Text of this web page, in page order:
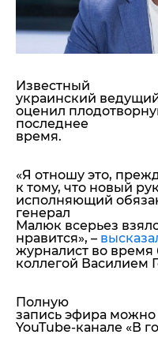
Армия Украины
Пресс-релизы
Пресс-релизы
Известный
украинский
оценил
последнее
время.
«Я отношу это,
к тому, что новый
исполняющий
генерал
Малюк всерьез
нравится», –
журналист во время
коллегой Василием
Полную
запись эфира можно
YouTube-канале «В